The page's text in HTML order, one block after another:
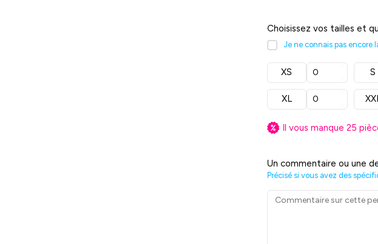
Choisissez vos tailles et
Je ne connais pas encore
XS S
XL
Il vous manque 25
Un commentaire ou une
Précisé si vous avez des